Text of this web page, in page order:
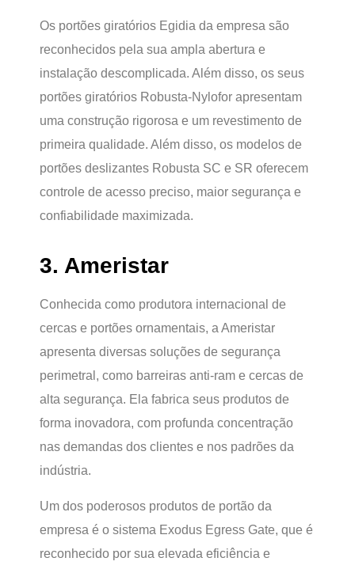
Os portões giratórios Egidia da empresa são
reconhecidos pela sua ampla abertura e
instalação descomplicada. Além disso, os seus
portões giratórios Robusta-Nylofor apresentam
uma construção rigorosa e um revestimento de
primeira qualidade. Além disso, os modelos de
portões deslizantes Robusta SC e SR oferecem
controle de acesso preciso, maior segurança e
confiabilidade maximizada.
3. Ameristar
Conhecida como produtora internacional de
cercas e portões ornamentais, a Ameristar
apresenta diversas soluções de segurança
perimetral, como barreiras anti-ram e cercas de
alta segurança. Ela fabrica seus produtos de
forma inovadora, com profunda concentração
nas demandas dos clientes e nos padrões da
indústria.
Um dos poderosos produtos de portão da
empresa é o sistema Exodus Egress Gate, que é
reconhecido por sua elevada eficiência e